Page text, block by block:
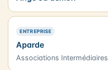
ENTREPRISE— PRÉSENCE SIMPLE
Aparde
Associations Intermédiaires